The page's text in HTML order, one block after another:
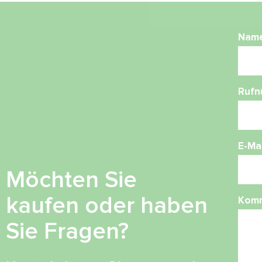
Möchten Sie
kaufen oder haben
Sie Fragen?
E-